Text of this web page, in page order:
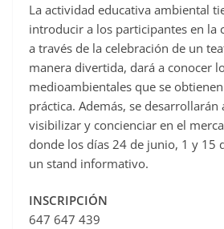
La actividad educativa ambiental
introducir a los participantes en la
a través de la celebración de un
manera divertida, dará a conocer
medioambientales que se
práctica. Además, se desarrollarán
visibilizar y concienciar en el
donde los días 24 de junio, 1 y 15
un stand informativo.
INSCRIPCIÓN
647 647 439